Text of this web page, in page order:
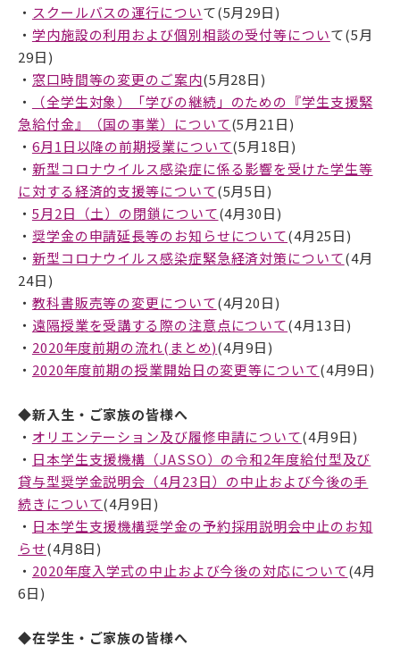
・ スクールバスの運行について(5月29日)
・ 学内施設の利用および個別相談の受付等について(5月
29日)
・ 窓口時間等の変更のご案内(5月28日)
・
（全学生対象）「学びの継続」のための『学生支援緊
急給付金』（国の事業）について(5月21日)
・ 6月1日以降の前期授業について(5月18日)
・ 新型コロナウイルス感染症に係る影響を受けた学生等
に対する経済的支援等について(5月5日)
・ 5月2日（土）の閉鎖について(4月30日)
・ 奨学金の申請延長等のお知らせについて(4月25日)
・ 新型コロナウイルス感染症緊急経済対策について(4月
24日)
・ 教科書販売等の変更について(4月20日)
・ 遠隔授業を受講する際の注意点について(4月13日)
・ 2020年度前期の流れ(まとめ)(4月9日)
・ 2020年度前期の授業開始日の変更等について(4月9日)
◆新入生・ご家族の皆様へ
・ オリエンテーション及び履修申請について(4月9日)
・ 日本学生支援機構（JASSO）の令和2年度給付型及び
貸与型奨学金説明会（4月23日）の中止および今後の手
続きについて(4月9日)
・ 日本学生支援機構奨学金の予約採用説明会中止のお知
らせ(4月8日)
・ 2020年度入学式の中止および今後の対応について(4月
6日)
◆在学生・ご家族の皆様へ